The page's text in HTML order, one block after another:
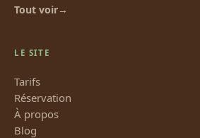
Tout voir
LE SITE
Tarifs
Réservation
À propos
Blog